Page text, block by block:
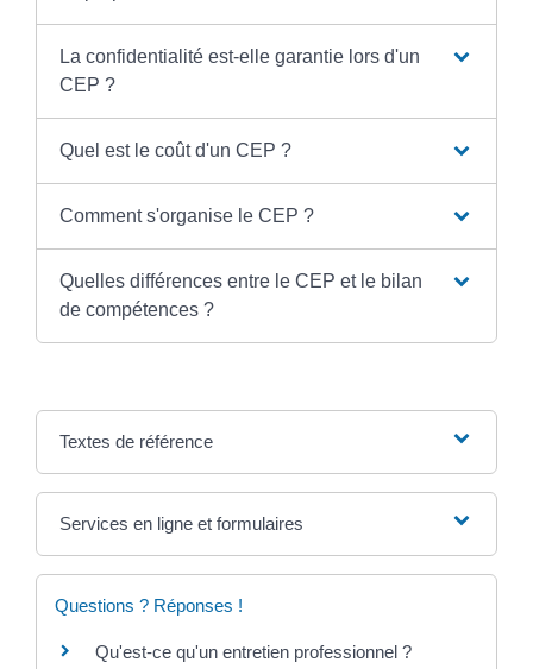
La confidentialité est-elle garantie lors d'un
CEP ?
Quel est le coût d'un CEP ?
Comment s'organise le CEP ?
Quelles différences entre le CEP et le bilan
de compétences ?
Textes de référence
Services en ligne et formulaires
Questions ? Réponses !
Qu'est-ce qu'un entretien professionnel ?